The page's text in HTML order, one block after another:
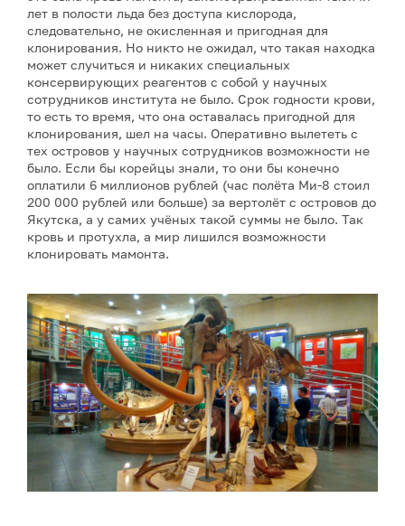
лет в полости льда без доступа кислорода,
следовательно, не окисленная и пригодная для
клонирования. Но никто не ожидал, что такая находка
может случиться и никаких специальных
консервирующих реагентов с собой у научных
сотрудников института не было. Срок годности крови,
то есть то время, что она оставалась пригодной для
клонирования, шел на часы. Оперативно вылететь с
тех островов у научных сотрудников возможности не
было. Если бы корейцы знали, то они бы конечно
оплатили 6 миллионов рублей (час полёта Ми-8 стоил
200 000 рублей или больше) за вертолёт с островов до
Якутска, а у самих учёных такой суммы не было. Так
кровь и протухла, а мир лишился возможности
клонировать мамонта.